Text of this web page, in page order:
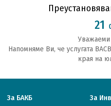
21
Уважаеми
Напомняме Ви, че услугата
края на
За БАКБ За